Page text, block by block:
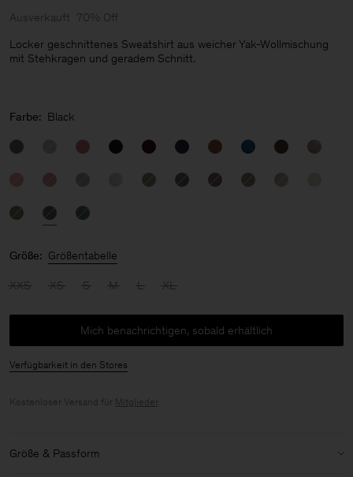
Ausverkauft 70% Off
Locker geschnittenes Sweatshirt aus weicher Yak-Wollmischung
mit Stehkragen und geradem Schnitt.
Farbe: Black
Größe: Größentabelle
XXS XS S M L XL
Mich benachrichtigen, sobald erhältlich
Verfügbarkeit in den Stores
Kostenloser Versand für Mitglieder.
Größe & Passform